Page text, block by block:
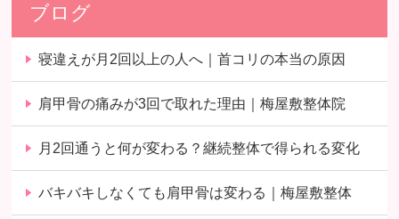
ブログ
寝違えが月2回以上の人へ｜首コリの本当の原因
肩甲骨の痛みが3回で取れた理由｜梅屋敷整体院
月2回通うと何が変わる？継続整体で得られる変化
バキバキしなくても肩甲骨は変わる｜梅屋敷整体